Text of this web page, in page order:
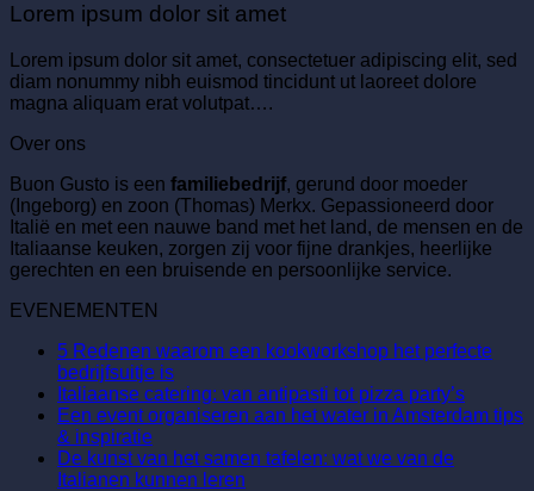
Lorem ipsum dolor sit amet
Lorem ipsum dolor sit amet, consectetuer adipiscing elit, sed
diam nonummy nibh euismod tincidunt ut laoreet dolore
magna aliquam erat volutpat….
Over ons
Buon Gusto is een familiebedrijf, gerund door moeder
(Ingeborg) en zoon (Thomas) Merkx. Gepassioneerd door
Italië en met een nauwe band met het land, de mensen en de
Italiaanse keuken, zorgen zij voor fijne drankjes, heerlijke
gerechten en een bruisende en persoonlijke service.
EVENEMENTEN
5 Redenen waarom een kookworkshop het perfecte
bedrijfsuitje isGeen
reacties
op
Redenen
waarom
Italiaanse catering: van antipasti tot pizza party’sGeen
reacties
Een event organiseren aan het water in Amsterdam tips
& inspiratieGeen
reacties
op
De kunst van het samen tafelen: wat we van de
Italianen kunnen leren